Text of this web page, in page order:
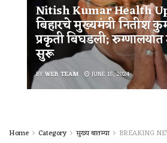
Nitish Kumar Health
बिहारचे मुख्यमंत्री नितीश
प्रकृती बिघडली; रुग्णालयात
सुरू
BYWEB TEAM JUNE 15, 2024
Home Category मुख्य बातम्या BREAKING